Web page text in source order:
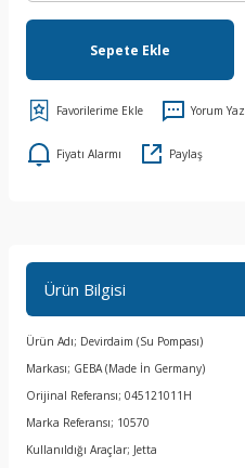
Sepete Ekle
Yorum Yaz
Fiyatı Alarmı Paylaş
Ürün Bilgisi
Ürün Adı; Devirdaim (Su Pompası)
Markası; GEBA (Made İn Germany)
Orijinal Referansı; 045121011H
Marka Referansı; 10570
Kullanıldığı Araçlar; Jetta